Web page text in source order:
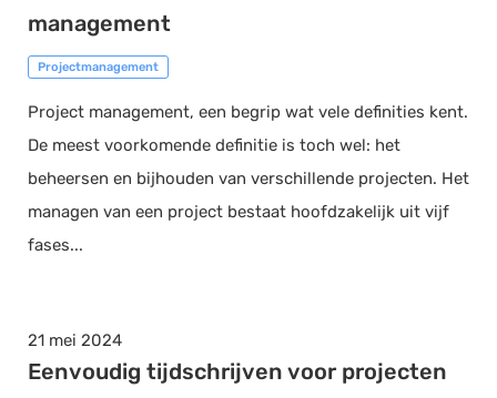
management
Projectmanagement
Project management, een begrip wat vele definities kent.
De meest voorkomende definitie is toch wel: het
beheersen en bijhouden van verschillende projecten. Het
managen van een project bestaat hoofdzakelijk uit vijf
fases...
21 mei 2024
Eenvoudig tijdschrijven voor projecten